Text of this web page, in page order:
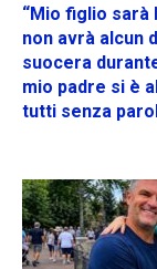
“Mio figlio sarà
non avrà alcun
suocera
mio padre si è
tutti senza